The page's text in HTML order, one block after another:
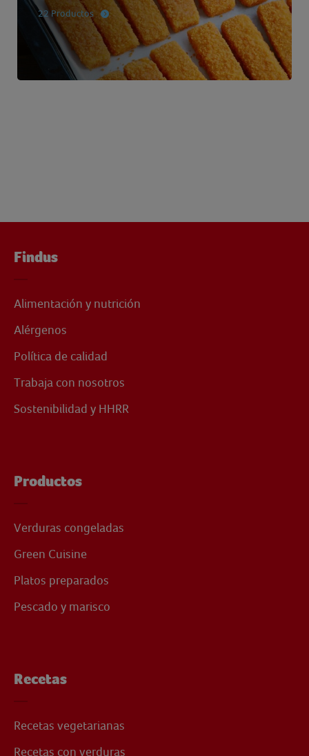
22 Productos
Findus
Alimentación y nutrición
Alérgenos
Política de calidad
Trabaja con nosotros
Sostenibilidad y HHRR
Productos
Verduras congeladas
Green Cuisine
Platos preparados
Pescado y marisco
Recetas
Recetas vegetarianas
Recetas con verduras